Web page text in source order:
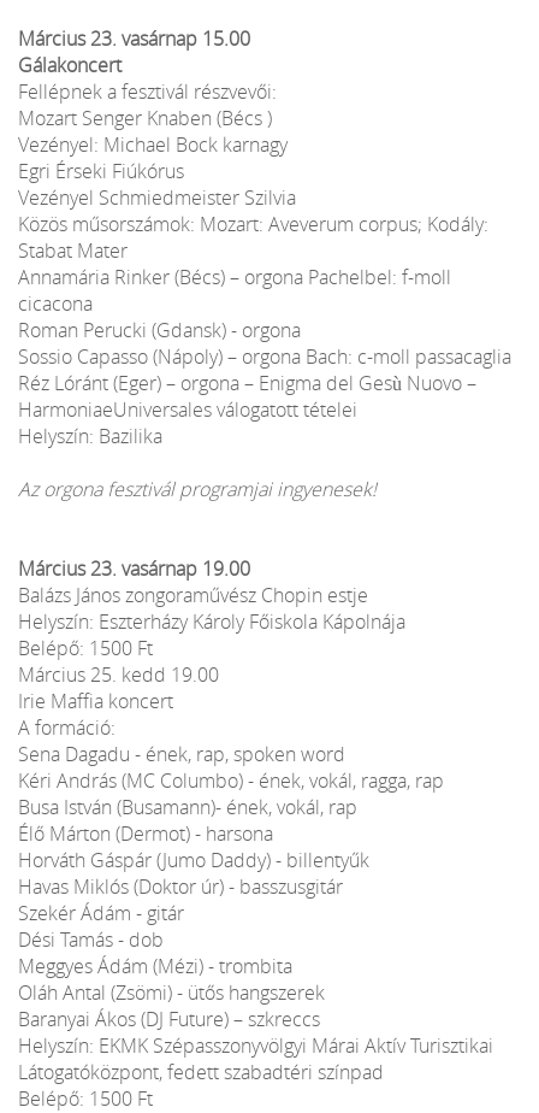
Március 23. vasárnap 15.00
Gálakoncert
Fellépnek a fesztivál részvevői:
Mozart Senger Knaben (Bécs )
Vezényel: Michael Bock karnagy
Egri Érseki Fiúkórus
Vezényel Schmiedmeister Szilvia
Közös műsorszámok: Mozart: Aveverum corpus; Kodály:
Stabat Mater
Annamária Rinker (Bécs) – orgona Pachelbel: f-moll
cicacona
Roman Perucki (Gdansk) - orgona
Sossio Capasso (Nápoly) – orgona Bach: c-moll passacaglia
Réz Lóránt (Eger) – orgona – Enigma del Gesù Nuovo –
HarmoniaeUniversales válogatott tételei
Helyszín: Bazilika
Az orgona fesztivál programjai ingyenesek!
Március 23. vasárnap 19.00
Balázs János zongoraművész Chopin estje
Helyszín: Eszterházy Károly Főiskola Kápolnája
Belépő: 1500 Ft
Március 25. kedd 19.00
Irie Maffia koncert
A formáció:
Sena Dagadu - ének, rap, spoken word
Kéri András (MC Columbo) - ének, vokál, ragga, rap
Busa István (Busamann)- ének, vokál, rap
Élő Márton (Dermot) - harsona
Horváth Gáspár (Jumo Daddy) - billentyűk
Havas Miklós (Doktor úr) - basszusgitár
Szekér Ádám - gitár
Dési Tamás - dob
Meggyes Ádám (Mézi) - trombita
Oláh Antal (Zsömi) - ütős hangszerek
Baranyai Ákos (DJ Future) – szkreccs
Helyszín: EKMK Szépasszonyvölgyi Márai Aktív Turisztikai
Látogatóközpont, fedett szabadtéri színpad
Belépő: 1500 Ft